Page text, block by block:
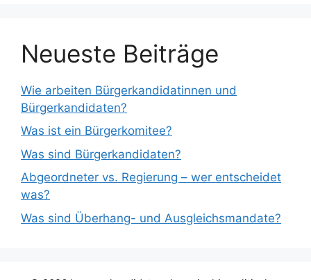
Neueste Beiträge
Wie arbeiten Bürgerkandidatinnen und
Bürgerkandidaten?
Was ist ein Bürgerkomitee?
Was sind Bürgerkandidaten?
Abgeordneter vs. Regierung – wer entscheidet
was?
Was sind Überhang- und Ausgleichsmandate?